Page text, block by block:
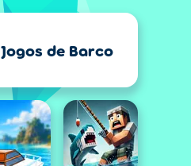
Jogos de Barco